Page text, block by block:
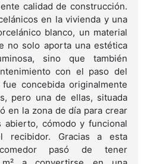
calidad de construcción.
en la vivienda y una
blanco, un material
no solo aporta una estética
sino que también
con el paso del
concebida originalmente
pero una de ellas, situada
en la zona de día para crear
abierto, cómodo y funcional
recibidor. Gracias a esta
pasó de tener